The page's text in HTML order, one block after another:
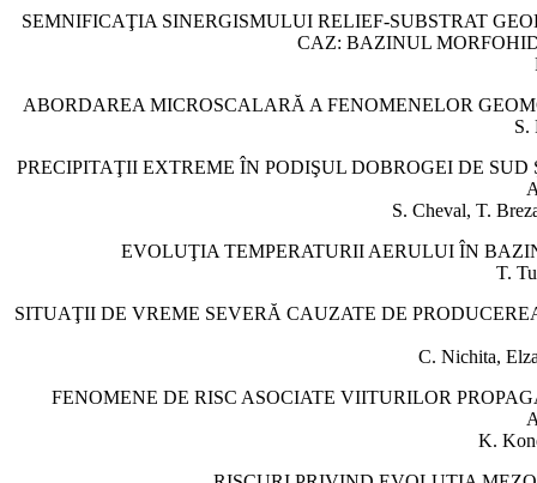
SEMNIFICAŢIA SINERGISMULUI RELIEF-SUBSTRAT
CAZ: BAZINUL
ABORDAREA MICROSCALARĂ A FENOMENELOR
S.
PRECIPITAŢII EXTREME ÎN PODIŞUL DOBROGEI DE
S. Cheval, T.
EVOLUŢIA TEMPERATURII AERULUI ÎN
T.
SITUAŢII DE VREME SEVERĂ CAUZATE DE
C. Nichita,
FENOMENE DE RISC ASOCIATE VIITURILOR
K.